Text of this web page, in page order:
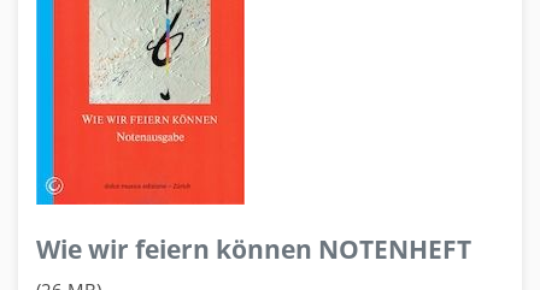
Wie wir feiern können NOTENHEFT